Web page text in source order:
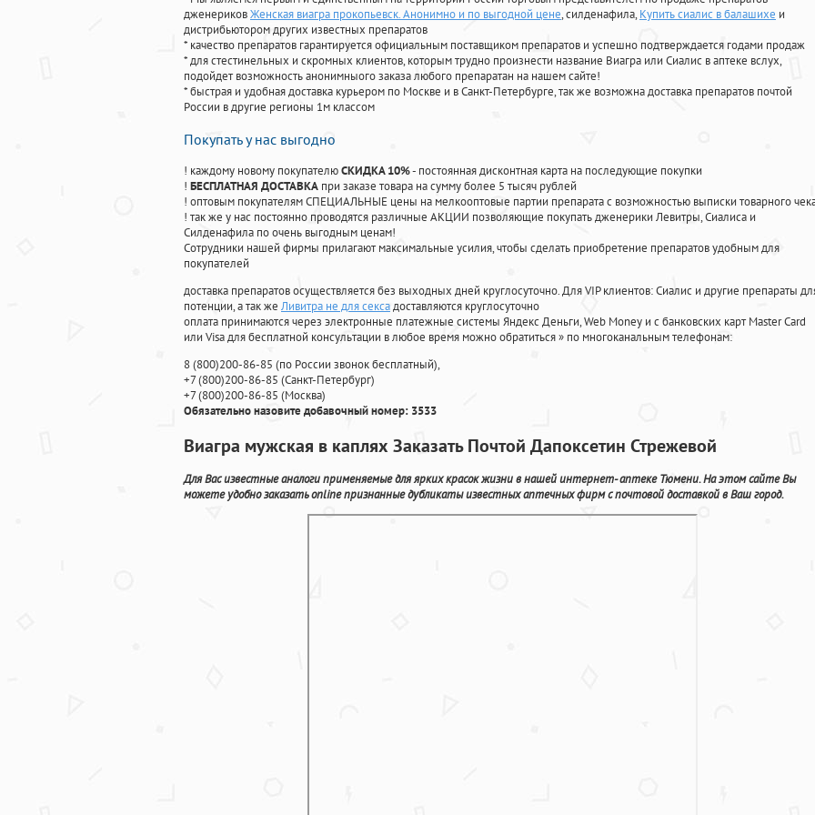
дженериковЖенская виагра прокопьевск. Анонимно и по выгодной цене, силденафила, Купить сиалис в балашихе и
дистрибьютором других известных препаратов
* качество препаратов гарантируется официальным поставщиком препаратов и успешно подтверждается годами продаж
* для стестинельных и скромных клиентов, которым трудно произнести название Виагра или Сиалис в аптеке вслух,
подойдет возможность анонимныого заказа любого препаратан на нашем сайте!
* быстрая и удобная доставка курьером по Москве и в Санкт-Петербурге, так же возможна доставка препаратов почтой
России в другие регионы 1м классом
Покупать у нас выгодно
! каждому новому покупателюСКИДКА 10%- постоянная дисконтная карта на последующие покупки
! БЕСПЛАТНАЯ ДОСТАВКА при заказе товара на сумму более 5 тысяч рублей
! оптовым покупателям СПЕЦИАЛЬНЫЕ цены на мелкооптовые партии препарата с возможностью выписки товарного
! так же у нас постоянно проводятся различные АКЦИИ позволяющие покупать дженерики Левитры, Сиалиса и
Силденафила по очень выгодным ценам!
Cотрудники нашей фирмы прилагают максимальные усилия, чтобы сделать приобретение препаратов удобным для
покупателей
доставка препаратов осуществляется без выходных дней круглосуточно. Для VIP клиентов: Сиалис и другие препараты
потенции, а так же Ливитра не для сексадоставляются круглосуточно
оплата принимаются через электронные платежные системы Яндекс Деньги, Web Money и с банковских карт Master Card
или Visa для бесплатной консультации в любое время можно обратиться» по многоканальным телефонам:
8(800)200-86-85 (по России звонок бесплатный),
+7(800)200-86-85 (Санкт-Петербург)
+7(800)200-86-85 (Москва)
Обязательно назовите добавочный номер: 3533
Виагра мужская в каплях Заказать Почтой Дапоксетин Стрежевой
Для Вас известные аналоги применяемые для ярких красок жизни в нашей интернет- аптеке Тюмени. На этом сайте Вы
можете удобно заказать online признанные дубликаты известных аптечных фирм с почтовой доставкой в Ваш город.